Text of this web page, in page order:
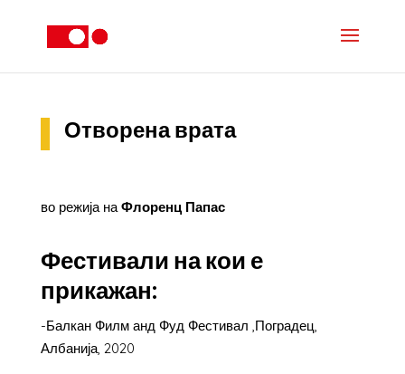
Отворена врата
во режија наФлоренц Папас
Фестивали на кои е
прикажан:
-Балкан Филм анд Фуд Фестивал ,Поградец,
Албанија, 2020